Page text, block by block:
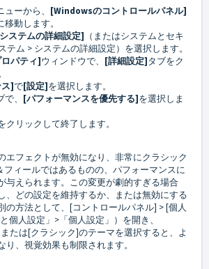
ューから、 [Windowsのコントロールパネル]
移動します。
ステムの詳細設定] （またはシステムとセキ
テム > システムの詳細設定）を選択します。
パティ]ウィンドウで、 [詳細設定]タブをク
]で[設定]を選択します。
で、 [パフォーマンスを優先する]を選択しま
クリックして終了します。
エフェクトが無効になり、非常にクラシック
フィールではあるものの、パフォーマンスに
与えられます。この変更が劇的すぎる場合
、どの設定を維持するか、または無効にする
の方法として、[コントロールパネル] > [個人
個人設定」>「個人設定」）を開き、
たは[クラシック]のテーマを選択すると、よ
り、視覚効果も制限されます。